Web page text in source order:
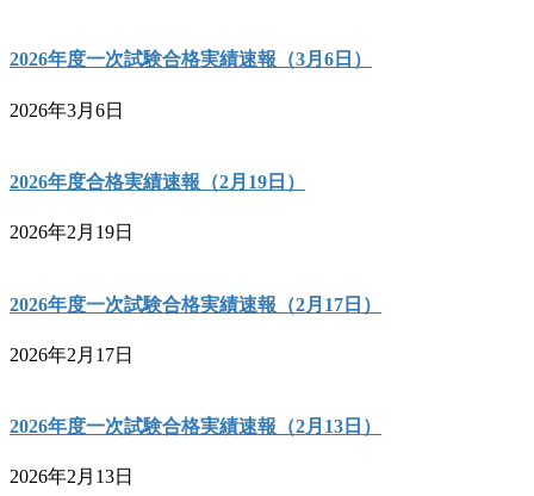
2026年度一次試験合格実績速報（3月6日）
2026年3月6日
2026年度合格実績速報（2月19日）
2026年2月19日
2026年度一次試験合格実績速報（2月17日）
2026年2月17日
2026年度一次試験合格実績速報（2月13日）
2026年2月13日